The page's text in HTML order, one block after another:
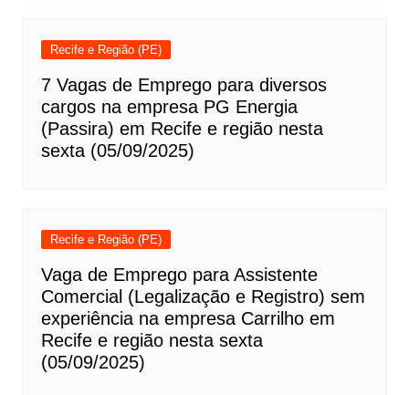
Recife e Região (PE)
7 Vagas de Emprego para diversos
cargos na empresa PG Energia
(Passira) em Recife e região nesta
sexta (05/09/2025)
Recife e Região (PE)
Vaga de Emprego para Assistente
Comercial (Legalização e Registro) sem
experiência na empresa Carrilho em
Recife e região nesta sexta
(05/09/2025)